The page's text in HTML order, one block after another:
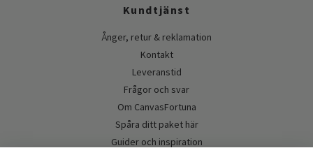
Kundtjänst
Ånger, retur & reklamation
Kontakt
Leveranstid
Frågor och svar
Om CanvasFortuna
Spåra ditt paket här
Guider och inspiration